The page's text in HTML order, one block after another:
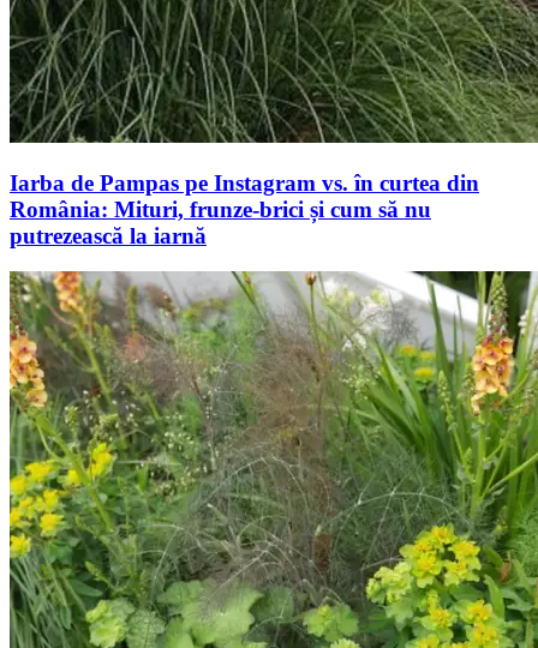
Iarba de Pampas pe Instagram vs. în curtea din
România: Mituri, frunze-brici și cum să nu
putrezească la iarnă